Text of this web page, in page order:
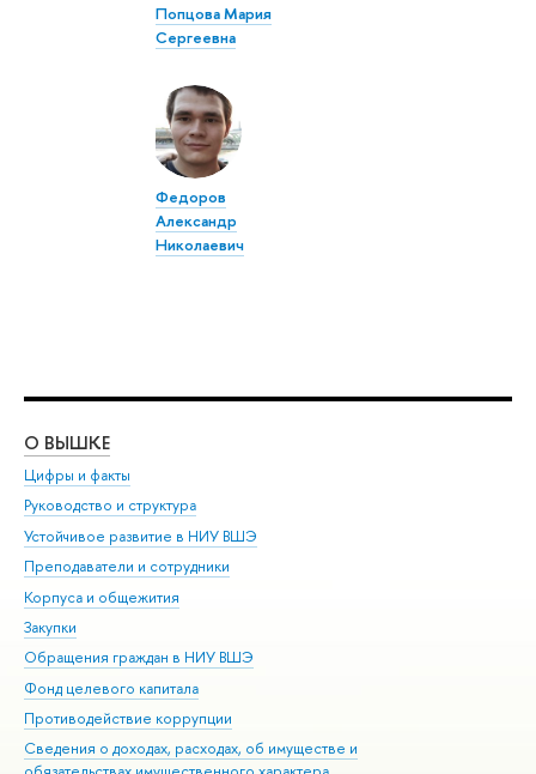
Попцова Мария
Сергеевна
Федоров
Александр
Николаевич
О ВЫШКЕ
Цифры и факты
Руководство и структура
Устойчивое развитие в НИУ ВШЭ
Преподаватели и сотрудники
Корпуса и общежития
Закупки
Обращения граждан в НИУ ВШЭ
Фонд целевого капитала
Противодействие коррупции
Сведения о доходах, расходах, об имуществе и